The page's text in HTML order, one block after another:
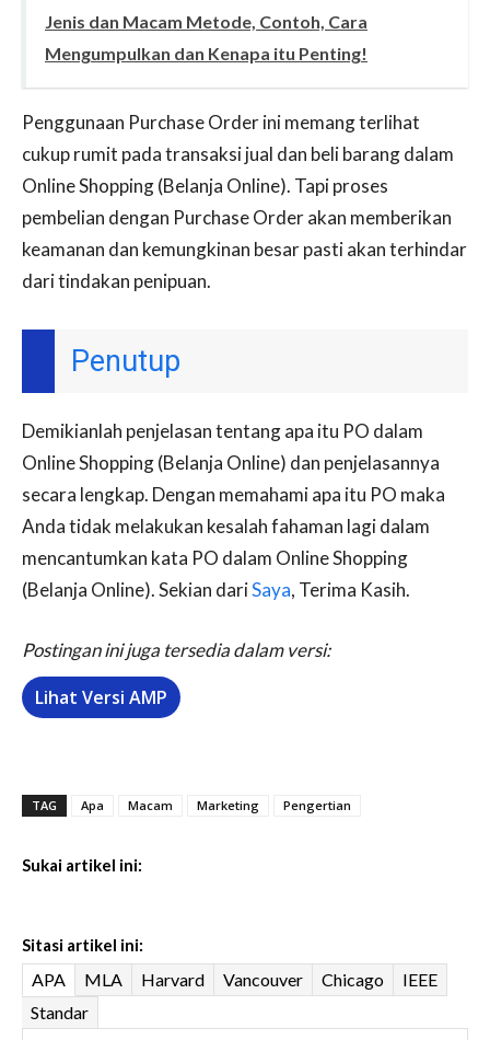
Jenis dan Macam Metode, Contoh, Cara
Mengumpulkan dan Kenapa itu Penting!
Penggunaan Purchase Order ini memang terlihat
cukup rumit pada transaksi jual dan beli barang dalam
Online Shopping (Belanja Online). Tapi proses
pembelian dengan Purchase Order akan memberikan
keamanan dan kemungkinan besar pasti akan terhindar
dari tindakan penipuan.
Penutup
Demikianlah penjelasan tentang apa itu PO dalam
Online Shopping (Belanja Online) dan penjelasannya
secara lengkap. Dengan memahami apa itu PO maka
Anda tidak melakukan kesalah fahaman lagi dalam
mencantumkan kata PO dalam Online Shopping
(Belanja Online). Sekian dariSaya, Terima Kasih.
Postingan ini juga tersedia dalam versi:
Lihat Versi AMP
TAG Apa Macam Marketing Pengertian
Sukai artikel ini:
Sitasi artikel ini:
APA MLA Harvard Vancouver Chicago
IEEE
Standar